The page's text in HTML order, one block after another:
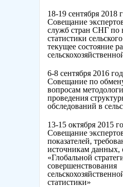
18-19 сентября 2018
Совещание
служб стран СНГ по
статистики
текущее состояние
6-8 сентября 2016
Совещание по
вопросам
проведения
обследований в
13-15 октября 2015
Совещание
показателей,
источникам данных,
«Глобальной
совершенствования
статистики»